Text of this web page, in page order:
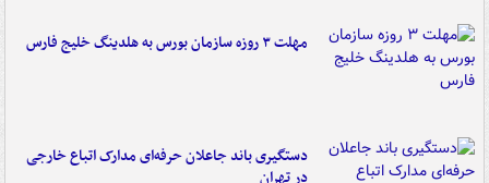
مهلت ۳ روزه سازمان بورس به هلدینگ خلیج فارس
دستگیری باند جاعلان حرفه‌ای مدارک اتباع خارجی
در تهران